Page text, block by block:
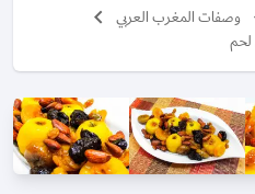
وصفات المغرب العربي
لحم